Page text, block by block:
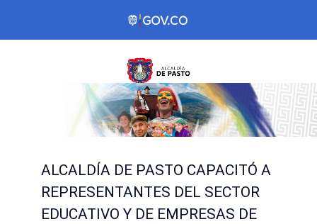
ALCALDÍA DE PASTO CAPACITÓ A
REPRESENTANTES DEL SECTOR
EDUCATIVO Y DE EMPRESAS DE